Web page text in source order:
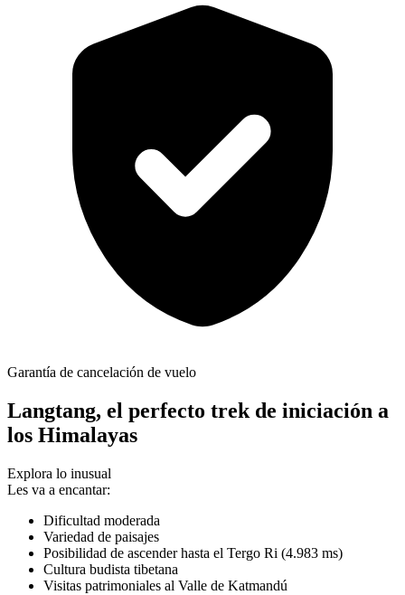
Garantía de cancelación de vuelo
Langtang, el perfecto trek de iniciación a
los Himalayas
Explora lo inusual
Les va a encantar:
Dificultad moderada
Variedad de paisajes
Posibilidad de ascender hasta el Tergo Ri (4.983 ms)
Cultura budista tibetana
Visitas patrimoniales al Valle de Katmandú